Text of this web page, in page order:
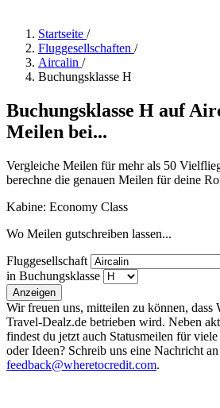
Startseite /
Fluggesellschaften /
Aircalin /
Buchungsklasse H
Buchungsklasse H auf
Meilen bei...
Vergleiche Meilen für mehr als 50
berechne die genauen Meilen für deine
Kabine: Economy Class
Wo Meilen gutschreiben lassen...
Fluggesellschaft
in Buchungsklasse
Anzeigen
Wir freuen uns, mitteilen zu können, dass
Travel-Dealz.de betrieben wird. Neben
findest du jetzt auch Statusmeilen für
oder Ideen? Schreib uns eine Nachricht an
feedback@wheretocredit.com.